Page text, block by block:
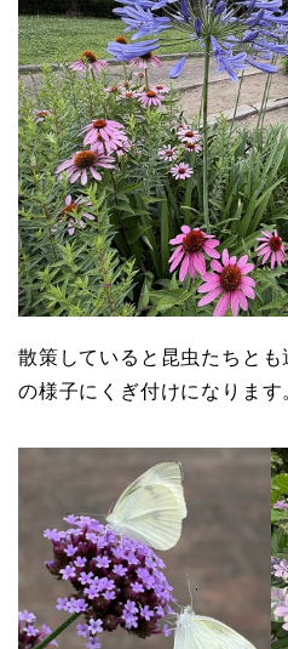
散策していると昆虫たちと
の様子にくぎ付けになります